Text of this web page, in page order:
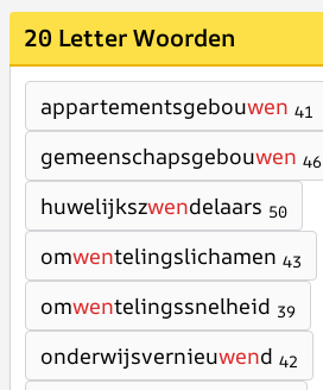
20 Letter Woorden
appartementsgebouwen 41
gemeenschapsgebouwen 46
huwelijkszwendelaars 50
omwentelingslichamen 43
omwentelingssnelheid 39
onderwijsvernieuwend 42